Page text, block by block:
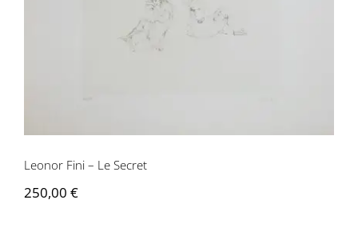
Leonor Fini – Le Secret
Leonor Fini – Le Secret
250,00 €